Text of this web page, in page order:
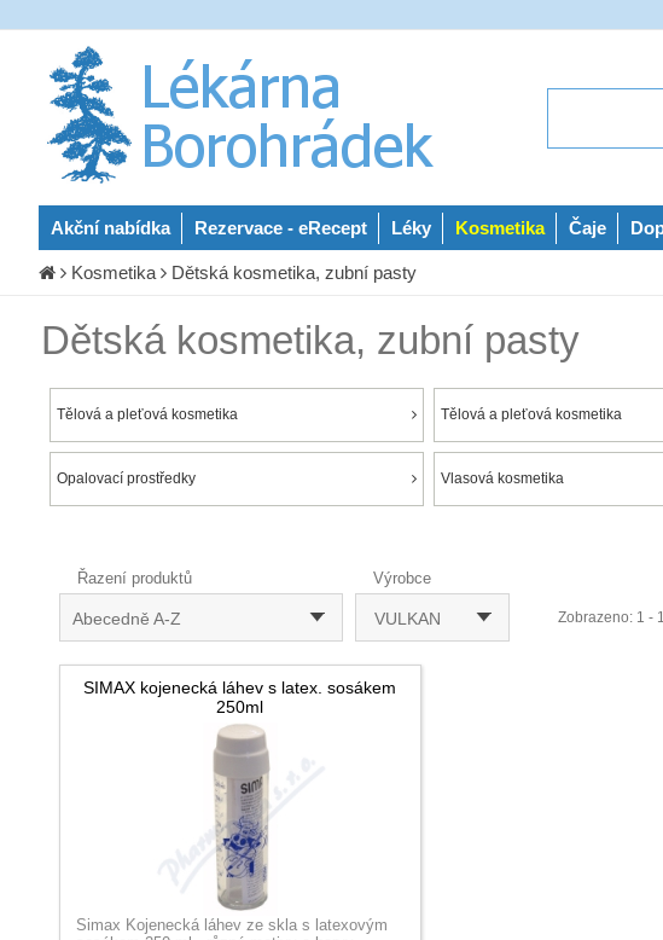
Akční nabídka Rezervace - eRecept Léky Kosmetika Čaje
Kosmetika Dětská kosmetika, zubní pasty
Dětská kosmetika, zubní pasty
Tělová a pleťová kosmetika Tělová a pleťová kosmetika
Opalovací prostředky Vlasová kosmetika
Řazení produktů
Abecedně A-Z
Výrobce
VULKAN Zobrazeno: 1 -
SIMAX kojenecká láhev s latex. sosákem
250ml
Simax Kojenecká láhev ze skla s latexovým